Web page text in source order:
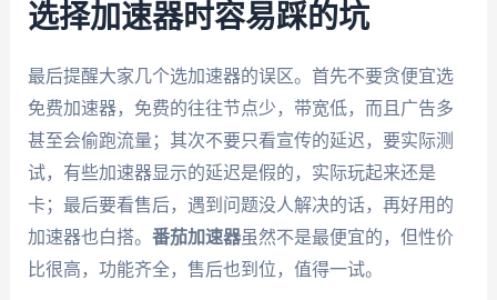
选择加速器时容易踩的坑
最后提醒大家几个选加速器的误区。首先不要贪便宜选
免费加速器，免费的往往节点少，带宽低，而且广告多
甚至会偷跑流量；其次不要只看宣传的延迟，要实际测
试，有些加速器显示的延迟是假的，实际玩起来还是
卡；最后要看售后，遇到问题没人解决的话，再好用的
加速器也白搭。 番茄加速器虽然不是最便宜的，但性价
比很高，功能齐全，售后也到位，值得一试。